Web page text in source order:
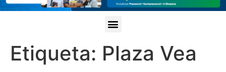
Etiqueta: Plaza Vea